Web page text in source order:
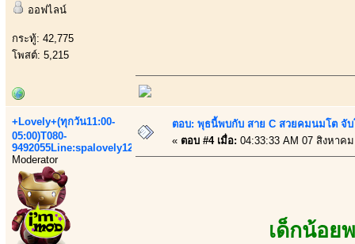
ออฟไลน์
กระทู้: 42,775
โพสต์: 5,215
+Lovely+(ทุกวัน11:00-
05:00)T080-
9492055Line:spalovely123
Moderator
ตอบ: พุธนี้พบกับ สาย C สวยคมนมโต จั
« ตอบ #4 เมื่อ: 04:33:33 AM 07 สิงหาค
เด็กน้อย